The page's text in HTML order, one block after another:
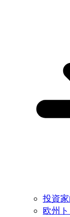
投資
欧州